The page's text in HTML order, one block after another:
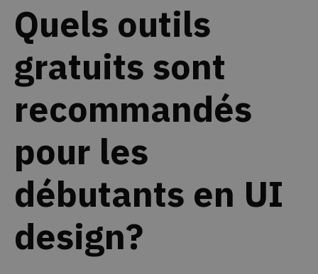
Quels outils
gratuits sont
recommandés
pour les
débutants en UI
design?